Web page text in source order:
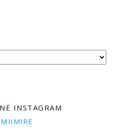
INSTAGRAM